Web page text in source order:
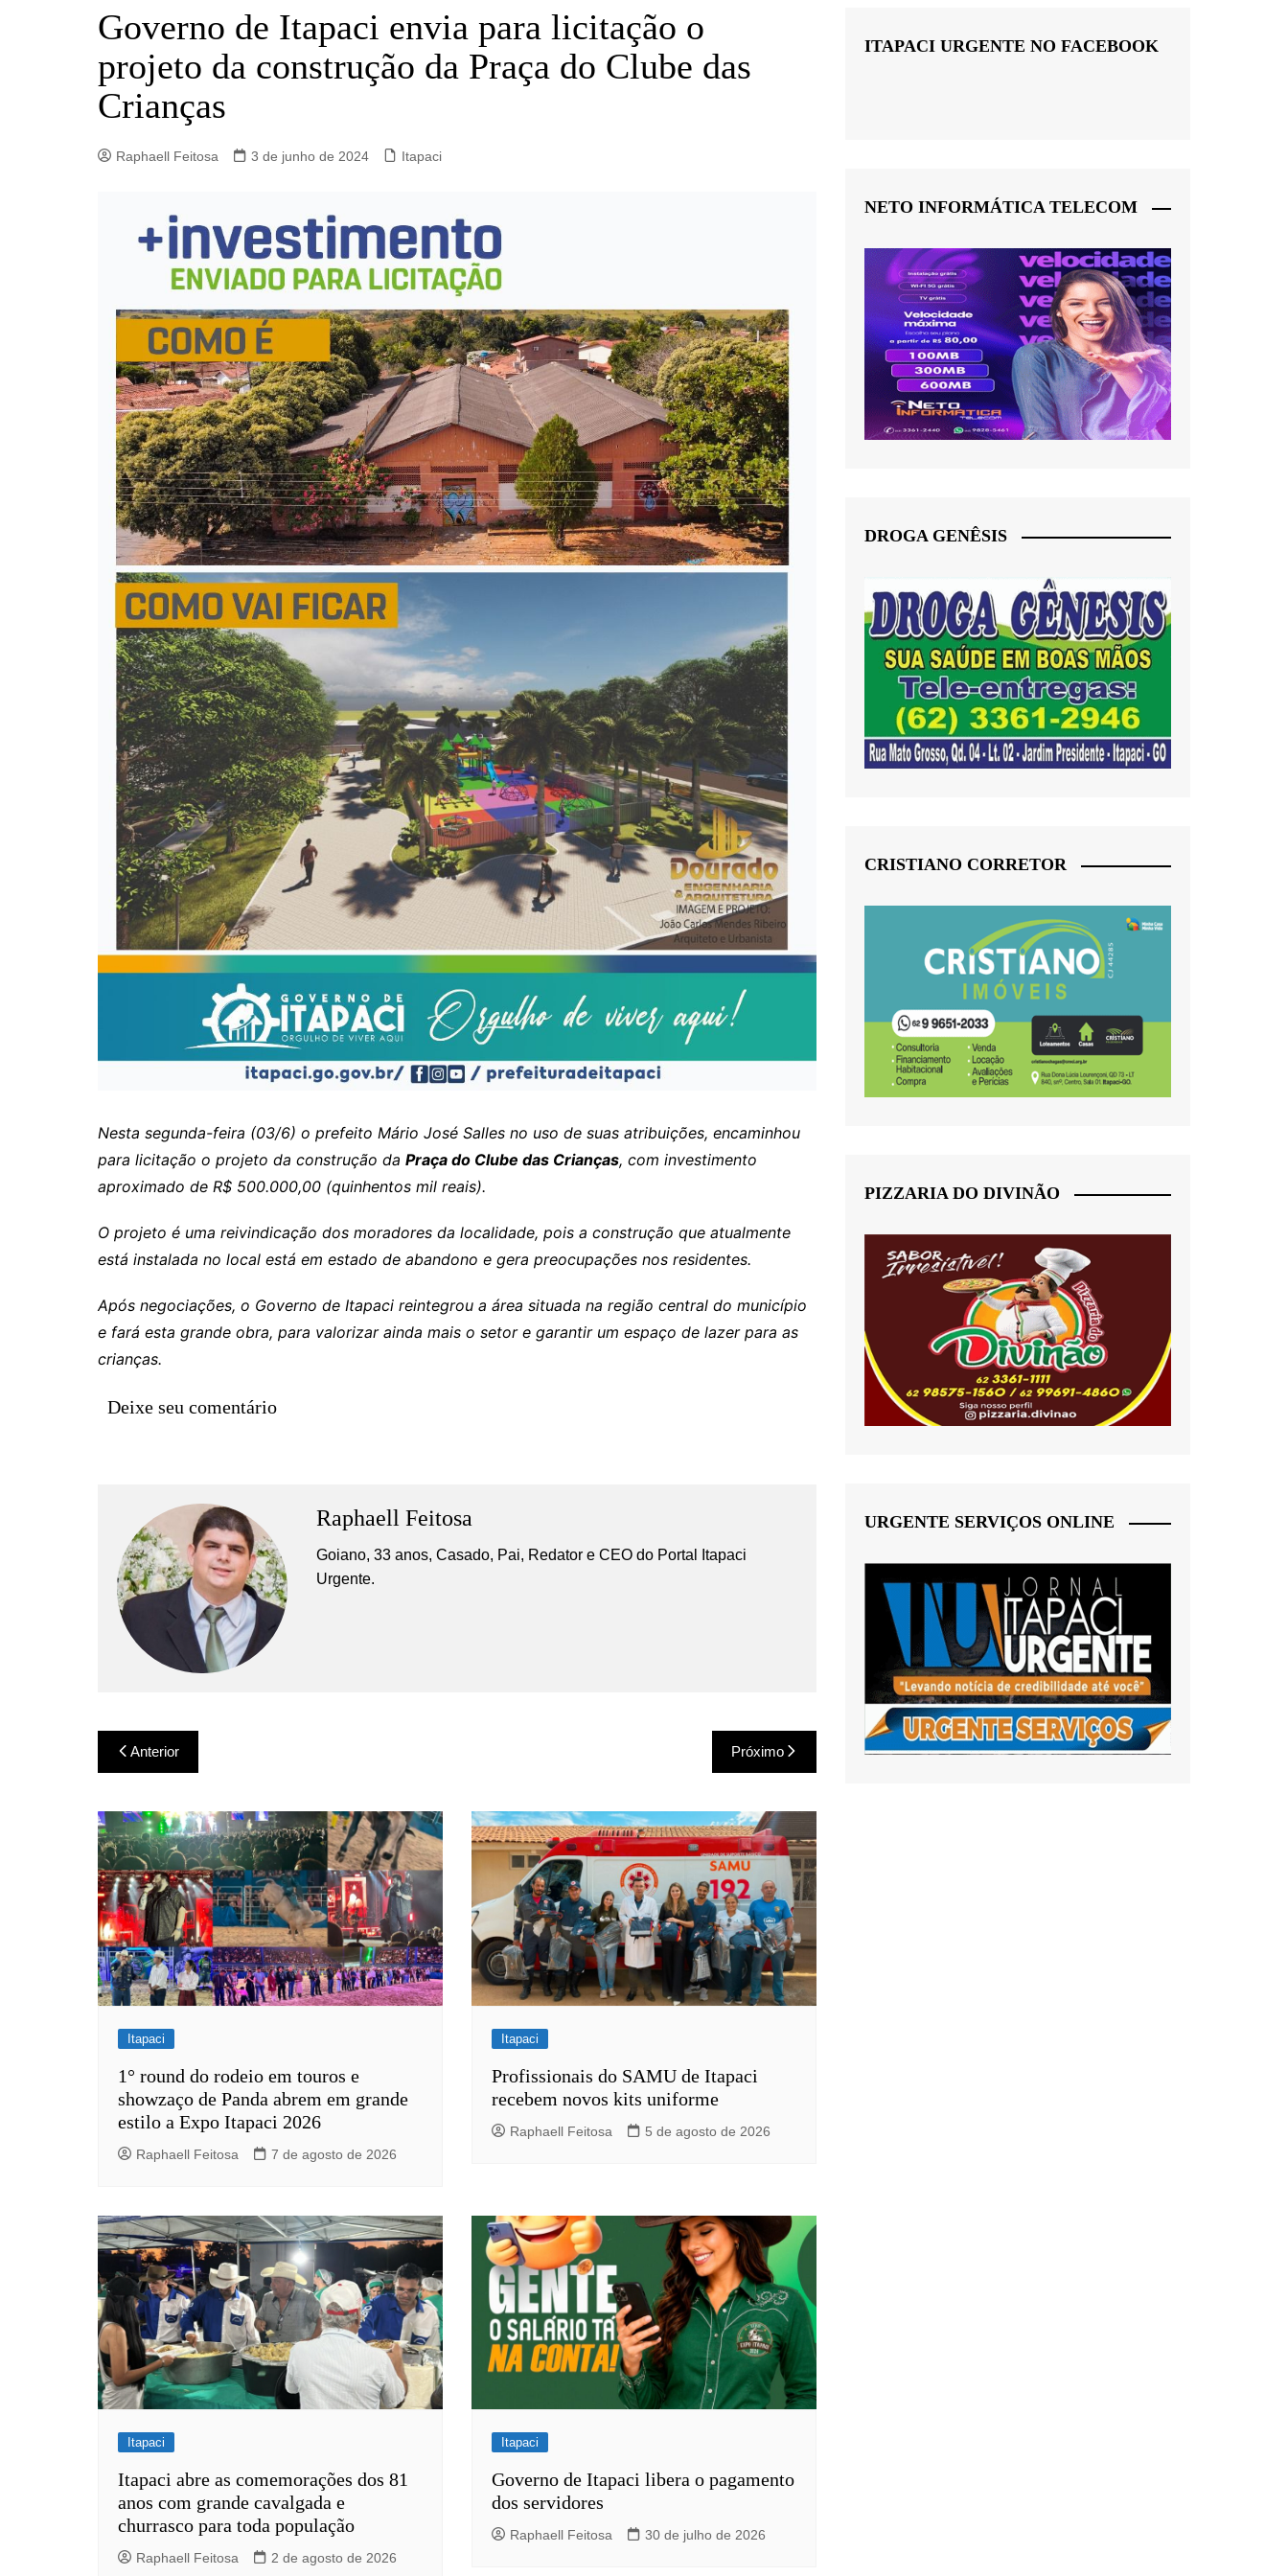
Campinorte
Campos Verdes
Ceres
Estrela do Norte
Goianésia
Goiânia
Guarinos
Hidrolina
Ipiranga de Goiás
Itaberaí
Itaguaru
Itapuranga
Jaraguá
Jardim Paulista
Jataí
Nerópolis
Niquelândia
Nova América
Nova Crixás
Nova Glória
Nova Iguaçu de Goiás
Porangatu
Rialma
Rianápolis
Rio Verde
Santa Isabel
Santa Terezinha de Goiás
São Luiz do Norte
Senador Canedo
Uirapuru
Uruana
Uirapuru
Governo de Itapaci envia para licitação o
projeto da construção da Praça do Clube das
Crianças
Raphaell Feitosa 3 de junho de 2024 Itapaci
Nesta segunda-feira (03/6) o prefeito Mário José Salles no uso de suas atribuições, encaminhou
para licitação o projeto da construção da Praça do Clube das Crianças, com investimento
aproximado de R$ 500.000,00 (quinhentos mil reais).
O projeto é uma reivindicação dos moradores da localidade, pois a construção que atualmente
está instalada no local está em estado de abandono e gera preocupações nos residentes.
Após negociações, o Governo de Itapaci reintegrou a área situada na região central do município
e fará esta grande obra, para valorizar ainda mais o setor e garantir um espaço de lazer para as
crianças.
Deixe seu comentário
Raphaell Feitosa
Goiano, 33 anos, Casado, Pai, Redator e CEO do Portal Itapaci
Urgente.
Navegação
de
Post
Anterior Próximo
Itapaci
1° round do rodeio em touros e
showzaço de Panda abrem em grande
estilo a Expo Itapaci 2026
Raphaell Feitosa 7 de agosto de 2026
Itapaci
Profissionais do SAMU de Itapaci
recebem novos kits uniforme
Raphaell Feitosa 5 de agosto de 2026
Itapaci
Itapaci abre as comemorações dos 81
anos com grande cavalgada e
churrasco para toda população
Raphaell Feitosa 2 de agosto de 2026
Itapaci
Governo de Itapaci libera o pagamento
dos servidores
Raphaell Feitosa 30 de julho de 2026
ITAPACI URGENTE NO FACEBOOK
NETO INFORMÁTICA TELECOM
DROGA GENÊSIS
CRISTIANO CORRETOR
PIZZARIA DO DIVINÃO
URGENTE SERVIÇOS ONLINE